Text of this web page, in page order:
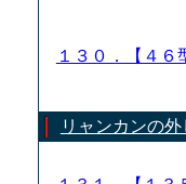
１３０．【４
リャンカンの外